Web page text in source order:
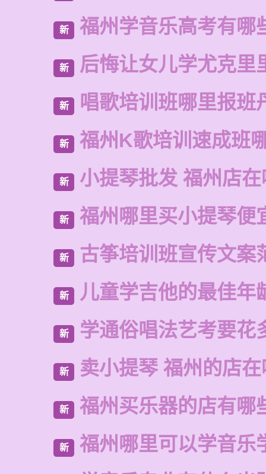
新 福州学音乐高考有哪
新 后悔让女儿学尤克里
新 唱歌培训班哪里报班
新 福州K歌培训速成班
新 小提琴批发 福州店
新 福州哪里买小提琴便
新 古筝培训班宣传文案
新 儿童学吉他的最佳年
新 学通俗唱法艺考要花
新 卖小提琴 福州的店
新 福州买乐器的店有哪
新 福州哪里可以学音乐